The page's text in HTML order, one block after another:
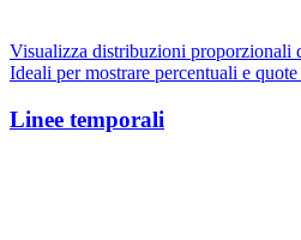
Visualizza distribuzioni proporzionali
Ideali per mostrare percentuali e
Linee temporali